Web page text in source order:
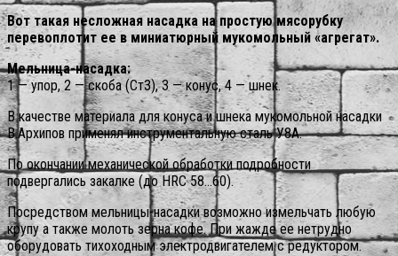
Вот такая несложная насадка на простую мясорубку
перевоплотит ее в миниатюрный мукомольный «агрегат».
Мельница-насадка:
1 — упор, 2 — скоба (Ст3), 3 — конус, 4 — шнек.
В качестве материала для конуса и шнека мукомольной насадки
В.Архипов применял инструментальную сталь У8А.
По окончании механической обработки подробности
подвергались закалке (до НRС 58…60).
Посредством мельницы-насадки возможно измельчать любую
крупу а также молоть зерна кофе. При жажде ее нетрудно
оборудовать тихоходным электродвигателем с редуктором.